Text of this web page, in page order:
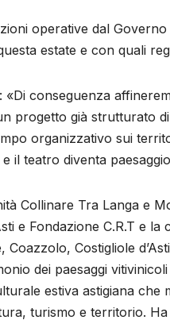
operative dal
estate e con quali
conseguenza
progetto già strutturato
organizzativo sui
il teatro diventa
Collinare Tra Langa e
e Fondazione C.R.T e
Coazzolo, Costigliole
dei paesaggi
estiva astigiana
turismo e territorio.